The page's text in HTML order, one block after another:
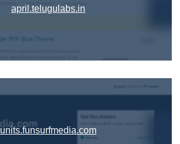
april.telugulabs.in
units.funsurfmedia.com